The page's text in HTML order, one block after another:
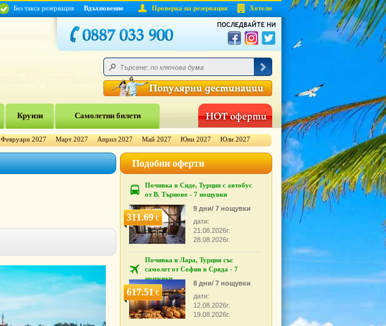
Без такса резервация Вдъхновение Проверка на резервация Хотели
Круизи Самолетни билети
Февруари 2027 Март 2027 Април 2027 Май 2027 Юни 2027 Юли 2027
Подобни оферти
Почивка в Сиде, Турция с автобус
от В. Търново - 7 нощувки
311.69€
9 дни/ 7 нощувки
дати:
21.08.2026г.
28.08.2026г.
Почивка в Лара, Турция със
самолет от София в Сряда - 7
нощувки
617.51€
8 дни/ 7 нощувки
дати:
12.08.2026г.
19.08.2026г.